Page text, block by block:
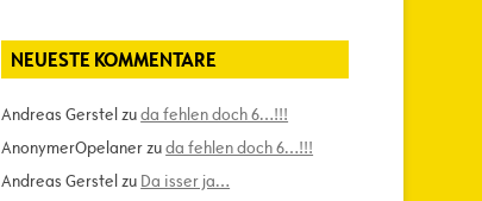
NEUESTE KOMMENTARE
Andreas Gerstelzuda fehlen doch 6…!!!
AnonymerOpelanerzuda fehlen doch 6…!!!
Andreas Gerstelzu Da isser ja…